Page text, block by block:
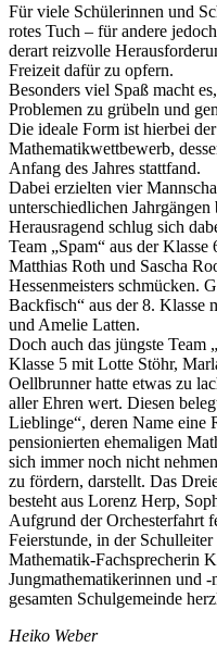
Für viele Schülerinnen und
rotes Tuch – für andere
derart reizvolle
Freizeit dafür zu opfern.
Besonders viel Spaß macht
Problemen zu grübeln und
Die ideale Form ist hierbei
Mathematikwettbewerb,
Anfang des Jahres stattfand.
Dabei erzielten vier
unterschiedlichen
Herausragend schlug sich
Team „Spam“ aus der
Matthias Roth und Sascha
Hessenmeisters schmücken.
Backfisch“ aus der 8. Klasse
und Amelie Latten.
Doch auch das jüngste Team
Klasse 5 mit Lotte Stöhr,
Oellbrunner hatte etwas zu
aller Ehren wert. Diesen
Lieblinge“, deren Name eine
pensionierten ehemaligen
sich immer noch nicht
zu fördern, darstellt. Das
besteht aus Lorenz Herp,
Aufgrund der Orchesterfahrt
Feierstunde, in der
Mathematik-Fachsprecherin
Jungmathematikerinnen und
gesamten Schulgemeinde
Heiko Weber